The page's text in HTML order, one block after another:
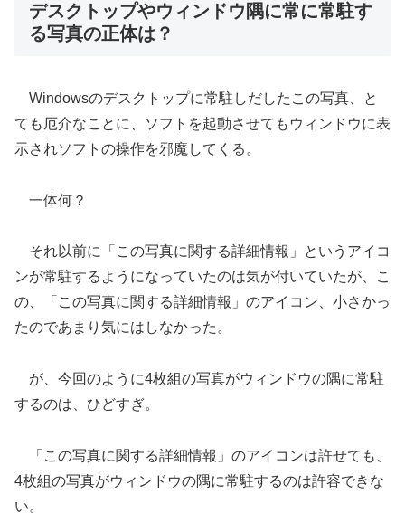
デスクトップやウィンドウ隅に常に常駐す
る写真の正体は？
Windowsのデスクトップに常駐しだしたこの写真、と
ても厄介なことに、ソフトを起動させてもウィンドウに表
示されソフトの操作を邪魔してくる。
一体何？
それ以前に「この写真に関する詳細情報」というアイコ
ンが常駐するようになっていたのは気が付いていたが、こ
の、「この写真に関する詳細情報」のアイコン、小さかっ
たのであまり気にはしなかった。
が、今回のように4枚組の写真がウィンドウの隅に常駐
するのは、ひどすぎ。
「この写真に関する詳細情報」のアイコンは許せても、
4枚組の写真がウィンドウの隅に常駐するのは許容できな
い。